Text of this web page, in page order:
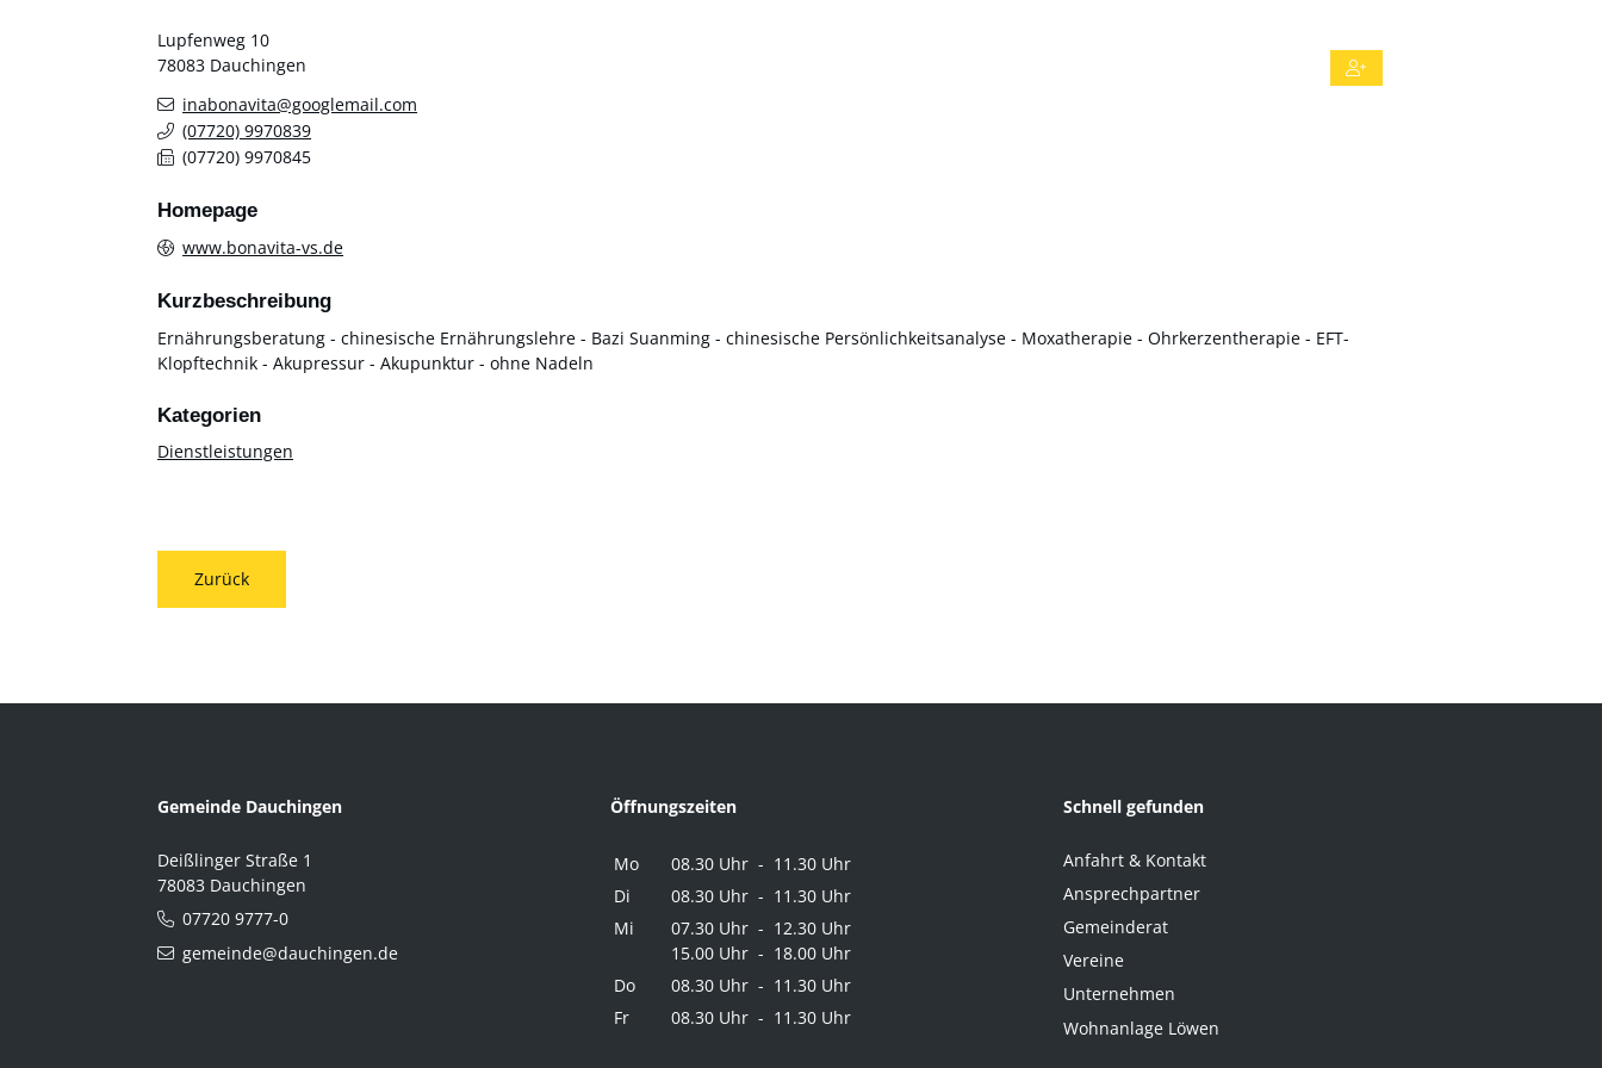
Lupfenweg 10
78083 Dauchingen
inabonavita@googlemail.com
(07720) 9970839
(07720) 9970845
Homepage
www.bonavita-vs.de
Kurzbeschreibung
Ernährungsberatung - chinesische Ernährungslehre - Bazi Suanming - chinesische Persönlichkeitsanalyse - Moxatherapie - Ohrkerzentherapie - EFT-
Klopftechnik - Akupressur - Akupunktur - ohne Nadeln
Dienstleistungen
Zurück
Gemeinde Dauchingen
Deißlinger Straße 1
78083 Dauchingen
07720 9777-0
gemeinde@dauchingen.de
Öffnungszeiten
Mo
08.30 Uhr - 11.30 Uhr
Di
08.30 Uhr - 11.30 Uhr
Mi
07.30 Uhr - 12.30 Uhr
15.00 Uhr - 18.00 Uhr
Do
08.30 Uhr - 11.30 Uhr
Fr
08.30 Uhr - 11.30 Uhr
Schnell gefunden
Anfahrt & Kontakt
Ansprechpartner
Gemeinderat
Vereine
Unternehmen
Wohnanlage Löwen